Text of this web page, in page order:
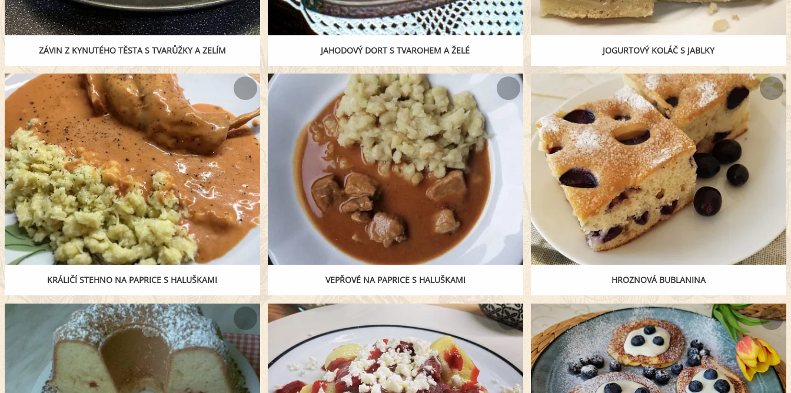
ZÁVIN Z KYNUTÉHO TĚSTA S TVARŮŽKY A ZELÍM JAHODOVÝ DORT S TVAROHEM A ŽELÉ JOGURTOVÝ KOLÁČ S JABLKY
KRÁLIČÍ STEHNO NA PAPRICE S HALUŠKAMI VEPŘOVÉ NA PAPRICE S HALUŠKAMI HROZNOVÁ BUBLANINA